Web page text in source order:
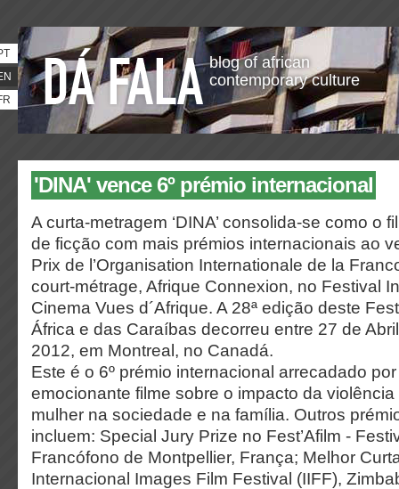
blog of african
contemporary culture
'DINA' vence 6º prémio internacional
A curta-metragem ‘DINA’ consolida-se como o
de ficção com mais prémios internacionais ao
Prix de l’Organisation Internationale de la
court-métrage, Afrique Connexion, no Festival
Cinema Vues d´Afrique. A 28ª edição deste
África e das Caraíbas decorreu entre 27 de
2012, em Montreal, no Canadá.
Este é o 6º prémio internacional arrecadado por
emocionante filme sobre o impacto da
mulher na sociedade e na família. Outros
incluem: Special Jury Prize no Fest’Afilm -
Francófono de Montpellier, França; Melhor
Internacional Images Film Festival (IIFF),